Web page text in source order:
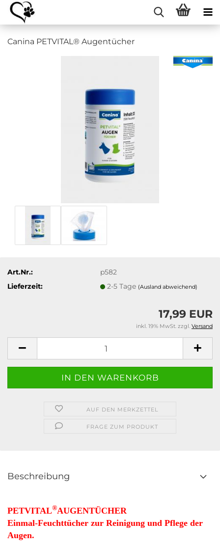
Canina PETVITAL® Augentücher
Art.Nr.:
p582
Lieferzeit:
2-5 Tage (Ausland abweichend)
17,99 EUR
inkl. 19% MwSt. zzgl. Versand
AUF DEN MERKZETTEL
FRAGE ZUM PRODUKT
Beschreibung
PETVITAL®AUGENTÜCHER
Einmal-Feuchttücher zur Reinigung und Pflege der
Augen.